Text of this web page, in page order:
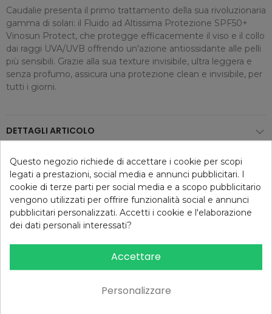
Caudalie presenta il primo trattamento della sua rivoluzionaria
gamma di solari: il Fluido ad Altissima Protezione SPF50+
Vinosun Protect, che protegge efficacemente il viso e il collo
dai raggi UVA/UVB offrendo un'azione antiossidante alle pelli
più sensibili. Grazie alla sua texture invisibile, ultra leggera e
senza profumo, assicura una protezione clean e invisibile, per
tutti i giorni.
DETTAGLI ARTICOLO
Consigliati per te
Questo negozio richiede di accettare i cookie per scopi
legati a prestazioni, social media e annunci pubblicitari. I
cookie di terze parti per social media e a scopo pubblicitario
vengono utilizzati per offrire funzionalità social e annunci
pubblicitari personalizzati. Accetti i cookie e l'elaborazione
dei dati personali interessati?
Accettare
Personalizzare